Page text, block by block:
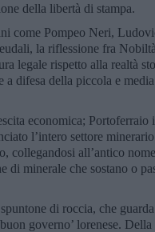
della libertà di stampa.
come Pompeo Neri,
la riflessione fra
legale rispetto alla realtà
a difesa della piccola e
economica; Portoferraio
l’intero settore
all’antico
minerale che sostano o
di roccia, che
governo’ lorenese.